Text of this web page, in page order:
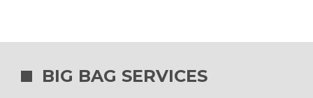
BIG BAG SERVICES